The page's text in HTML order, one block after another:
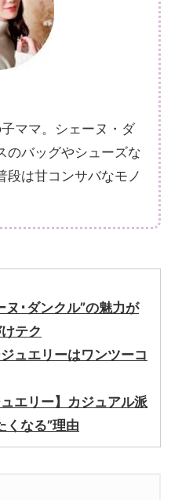
ママ。シェーヌ・ダ
のバッグやシューズな
段は甘コンサバなモノ
ヌ･ダンクル”の魅力が
テク
ュエリーはワンツーコ
エリー】カジュアル派
くなる”理由